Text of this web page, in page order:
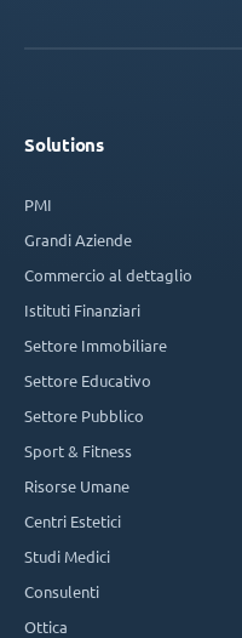
Solutions
PMI
Grandi Aziende
Commercio al dettaglio
Istituti Finanziari
Settore Immobiliare
Settore Educativo
Settore Pubblico
Sport & Fitness
Risorse Umane
Centri Estetici
Studi Medici
Consulenti
Ottica